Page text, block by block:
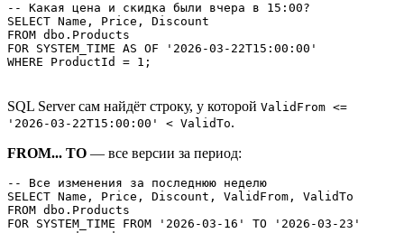
-- Какая цена и скидка были вчера в 15:00?
SELECT Name, Price, Discount
FROM dbo.Products
FOR SYSTEM_TIME AS OF '2026-03-22T15:00:00'
WHERE ProductId = 1;
SQL Server сам найдёт строку, у которой ValidFrom <=
'2026-03-22T15:00:00' < ValidTo.
FROM... TO — все версии за период:
-- Все изменения за последнюю неделю
SELECT Name, Price, Discount, ValidFrom, ValidTo
FROM dbo.Products
FOR SYSTEM_TIME FROM '2026-03-16' TO '2026-03-23'